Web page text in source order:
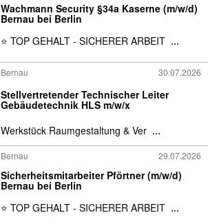
Wachmann Security §34a Kaserne (m/w/d)
Bernau bei Berlin
⭐ TOP GEHALT - SICHERER ARBEIT ...
Bernau 30.07.2026
Stellvertretender Technischer Leiter
Gebäudetechnik HLS m/w/x
Werkstück Raumgestaltung & Ver ...
Bernau 29.07.2026
Sicherheitsmitarbeiter Pförtner (m/w/d)
Bernau bei Berlin
⭐ TOP GEHALT - SICHERER ARBEIT ...